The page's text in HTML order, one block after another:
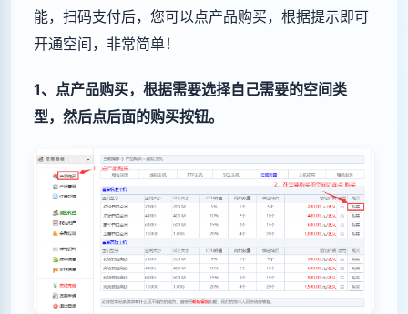
能，扫码支付后，您可以点产品购买，根据提示即可
开通空间，非常简单！
1、点产品购买，根据需要选择自己需要的空间类
型，然后点后面的购买按钮。